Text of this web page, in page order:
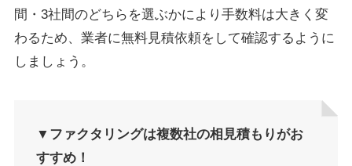
間・3社間のどちらを選ぶかにより手数料は大きく変
わるため、業者に無料見積依頼をして確認するように
しましょう。
▼ファクタリングは複数社の相見積もりがお
すすめ！